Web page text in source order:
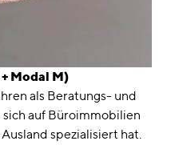
Modal M)
als Beratungs- und
auf Büroimmobilien
spezialisiert hat.